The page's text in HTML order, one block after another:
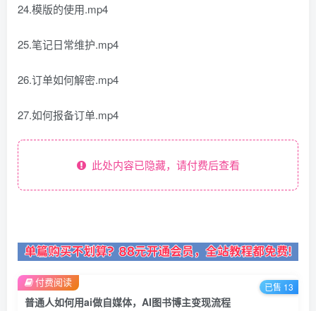
24.模版的使用.mp4
25.笔记日常维护.mp4
26.订单如何解密.mp4
27.如何报备订单.mp4
此处内容已隐藏，请付费后查看
普通人如何用ai做自媒体，AI图书博主变现流程
付费阅读 已售 13